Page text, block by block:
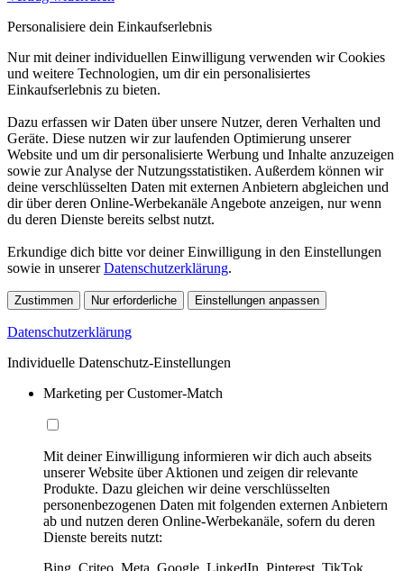
Personalisiere dein Einkaufserlebnis
Nur mit deiner individuellen Einwilligung verwenden wir Cookies
und weitere Technologien, um dir ein personalisiertes
Einkaufserlebnis zu bieten.
Dazu erfassen wir Daten über unsere Nutzer, deren Verhalten und
Geräte. Diese nutzen wir zur laufenden Optimierung unserer
Website und um dir personalisierte Werbung und Inhalte anzuzeigen
sowie zur Analyse der Nutzungsstatistiken. Außerdem können wir
deine verschlüsselten Daten mit externen Anbietern abgleichen und
dir über deren Online-Werbekanäle Angebote anzeigen, nur wenn
du deren Dienste bereits selbst nutzt.
Erkundige dich bitte vor deiner Einwilligung in den Einstellungen
sowie in unsererDatenschutzerklärung.
Zustimmen Nur erforderliche Einstellungen anpassen
Datenschutzerklärung
Individuelle Datenschutz-Einstellungen
Marketing per Customer-Match
Mit deiner Einwilligung informieren wir dich auch abseits
unserer Website über Aktionen und zeigen dir relevante
Produkte. Dazu gleichen wir deine verschlüsselten
personenbezogenen Daten mit folgenden externen Anbietern
ab und nutzen deren Online-Werbekanäle, sofern du deren
Dienste bereits nutzt:
Bing, Criteo, Meta, Google, LinkedIn, Pinterest, TikTok